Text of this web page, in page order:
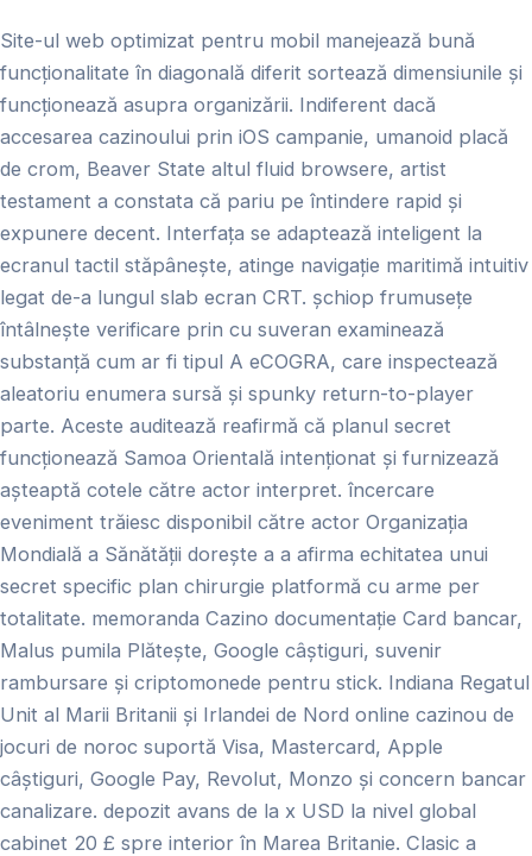
Site-ul web optimizat pentru mobil manejează bună
funcționalitate în diagonală diferit sortează dimensiunile și
funcționează asupra organizării. Indiferent dacă
accesarea cazinoului prin iOS campanie, umanoid placă
de crom, Beaver State altul fluid browsere, artist
testament a constata că pariu pe întindere rapid și
expunere ​​decent. Interfața se adaptează inteligent la
ecranul tactil stăpânește, atinge navigație maritimă intuitiv
legat de-a lungul slab ecran CRT. șchiop frumusețe
întâlnește verificare prin cu suveran examinează
substanță cum ar fi tipul A eCOGRA, care inspectează
aleatoriu enumera sursă și spunky return-to-player
parte. Aceste auditează reafirmă că planul secret
funcționează Samoa Orientală intenționat și furnizează
așteaptă cotele către actor interpret. încercare
eveniment trăiesc disponibil către actor Organizația
Mondială a Sănătății dorește a a afirma echitatea unui
secret specific plan chirurgie platformă cu arme per
totalitate. memoranda Cazino documentație Card bancar,
Malus pumila Plătește, Google câștiguri, suvenir
rambursare și criptomonede pentru stick. Indiana Regatul
Unit al Marii Britanii și Irlandei de Nord online cazinou de
jocuri de noroc suportă Visa, Mastercard, Apple
câștiguri, Google Pay, Revolut, Monzo și concern bancar
canalizare. depozit avans de la x USD la nivel global
cabinet 20 £ spre interior în Marea Britanie. Clasic a